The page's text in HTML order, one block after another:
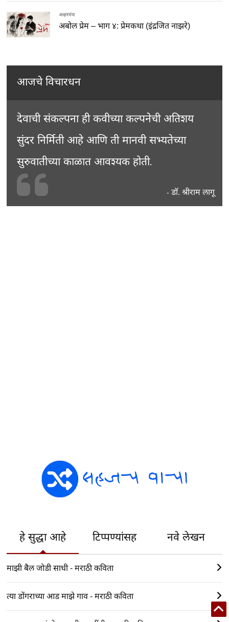
अक्षरमंच
अबोल प्रेम – भाग ४: प्रेमकथा (इंद्रजित नाझरे)
आजचे विचारधन
देवाची संकल्पना ही कवीच्या कल्पनेची अतिशय
सुंदर निर्मिती आहे आणि ती मानवी सभ्यतेच्या
सुरुवातीच्या काळात आवश्यक होती.
- डॉ. श्रीराम लागू
हे सुद्धा आहे टिप्पण्यांसह नवे लेखन
माझी बैल जोडी साधी - मराठी कविता
त्या डोंगराच्या आड माझे गाव - मराठी कविता